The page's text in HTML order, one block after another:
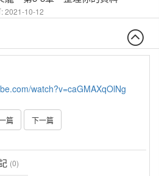
2021-10-12
watch?v=caGMAXqOlNg
篇 下一篇
(0)